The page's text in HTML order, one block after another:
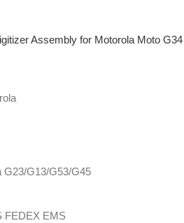
Assembly for Motorola Moto G34
G23/G13/G53/G45
FEDEX EMS